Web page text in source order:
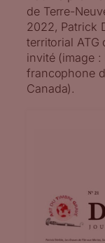
de Terre-
2022, Patrick
territorial ATG
invité (image
francophone
Canada).